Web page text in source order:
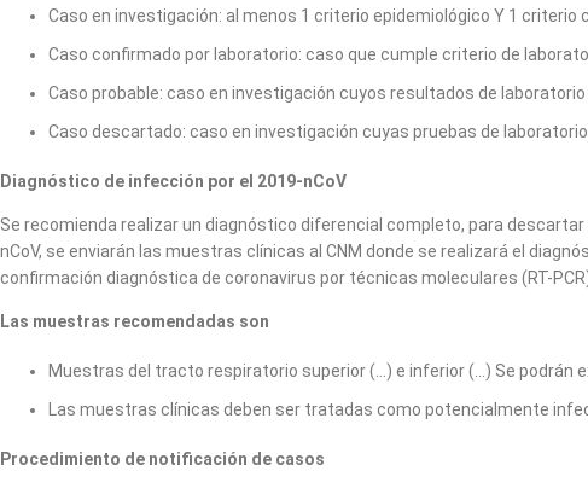
Caso en investigación: al menos 1 criterio epidemiológico Y 1 criterio
Caso confirmado por laboratorio: caso que cumple criterio de
Caso probable: caso en investigación cuyos resultados de
Caso descartado: caso en investigación cuyas pruebas de
Diagnóstico de infección por el 2019-nCoV
Se recomienda realizar un diagnóstico diferencial completo, para
nCoV, se enviarán las muestras clínicas al CNM donde se realizará el
confirmación diagnóstica de coronavirus por técnicas moleculares (RT-
Las muestras recomendadas son
Muestras del tracto respiratorio superior (…) e inferior (…) Se podrán
Las muestras clínicas deben ser tratadas como potencialmente
Procedimiento de notificación de casos